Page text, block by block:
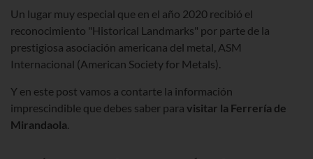
Un lugar muy especial que en el año 2020 recibió el
reconocimiento "Historical Landmarks" por parte de la
prestigiosa asociación americana del metal, ASM
Internacional (American Society for Metals).
Y en este post vamos a contarte la información
imprescindible que debes saber para visitar la Ferrería de
Mirandaola.